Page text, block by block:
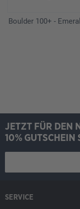
Boulder 100+ -
JETZT FÜR DEN
10% GUTSCHEIN
SERVICE